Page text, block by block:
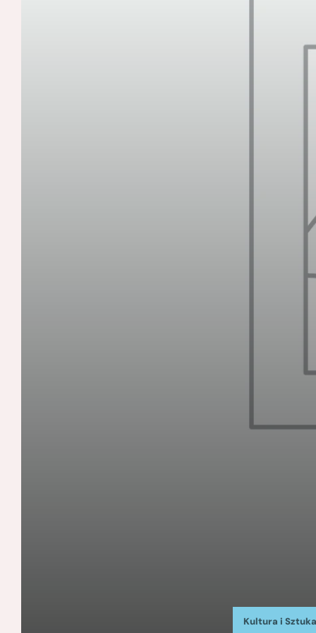
Kultura i Sztuka